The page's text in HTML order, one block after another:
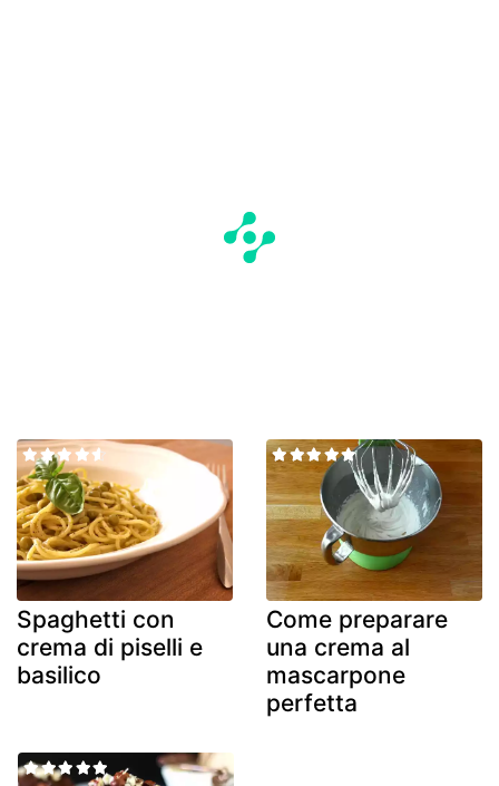
Spaghetti con
crema di piselli e
basilico
Come preparare
una crema al
mascarpone
perfetta